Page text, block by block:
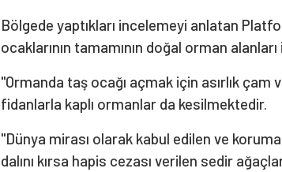
Bölgede yaptıkları incelemeyi anlatan
ocaklarının tamamının doğal orman
"Ormanda taş ocağı açmak için asırlık çam
fidanlarla kaplı ormanlar da kesilmektedir.
"Dünya mirası olarak kabul edilen ve
dalını kırsa hapis cezası verilen sedir